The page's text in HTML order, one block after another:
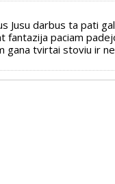
Jusu darbus ta pati
fantazija paciam
gana tvirtai stoviu ir